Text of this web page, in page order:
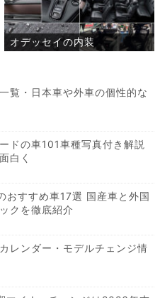
オデッセイの内装
覧・日本車や外車の個性的な
ドの車101車種写真付き解説
白く
おすすめ車17選 国産車と外国
クを徹底紹介
レンダー・モデルチェンジ情